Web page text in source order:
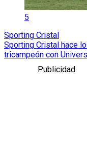
5
Sporting Cristal
Sporting Cristal hace
tricampeón con
Publicidad